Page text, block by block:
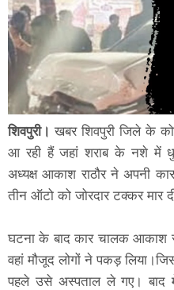
शिवपुरी। खबर शिवपुरी जिले के
आ रही हैं जहां शराब के नशे में
अध्यक्ष आकाश राठौर ने अपनी
तीन ऑटो को जोरदार टक्कर मार
घटना के बाद कार चालक आकाश
वहां मौजूद लोगों ने पकड़
पहले उसे अस्पताल ले गए। बाद